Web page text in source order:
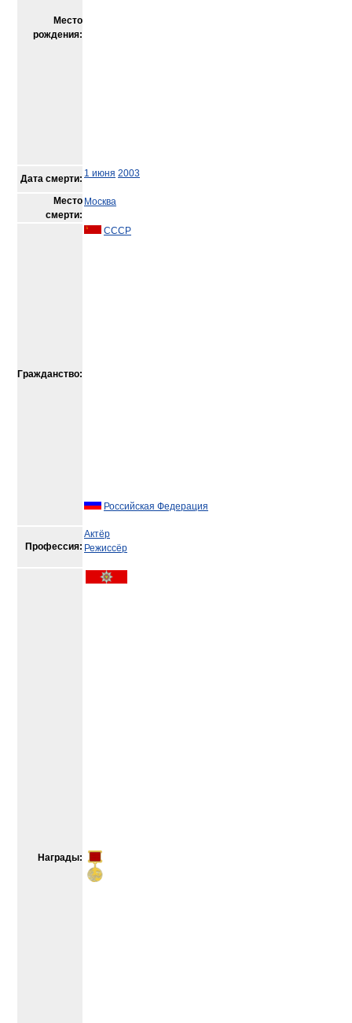
Место
рождения:
Дата смерти: 1 июня 2003
Место
смерти:
Москва
Гражданство:
СССР
Российская Федерация
Профессия:
Актёр
Режиссёр
Награды: